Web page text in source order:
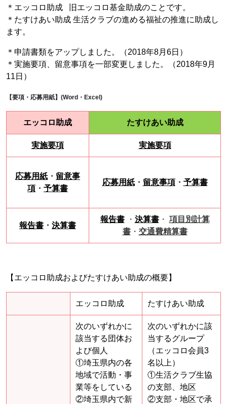
＊エッコロ助成 旧エッコロ基金助成のことです。
＊たすけあい助成 生活クラブの進める福祉の推進に助成し
ます。
＊申請書類をアップしました。（2018年8月6日）
＊実施要項、留意事項を一部変更しました。（2018年9月
11日）
【要項・応募用紙】(Word・Excel)
エッコロ助成 たすけあい助成
実施要項 実施要項
応募用紙 ・ 留意事
項 ・ 予算書
応募用紙・ 留意事項・ 予算書
報告書 ・ 決算書
報告書・ 決算書・ 項目別計算
書・ 交通費精算書
【エッコロ助成およびたすけあい助成の概要】
エッコロ助成 たすけあい助成
次のいずれかに
該当する団体お
よび個人
①埼玉県内の各
地域で活動・事
業等をしている
②埼玉県内で新
次のいずれかに該
当するグループ
（エッコロ会員3
名以上）
①生活クラブ生協
の支部、地区
②支部・地区で承